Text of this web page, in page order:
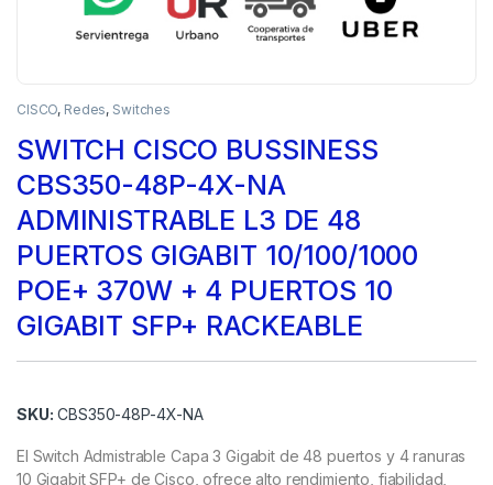
CISCO, Redes, Switches
SWITCH CISCO BUSSINESS
CBS350-48P-4X-NA
ADMINISTRABLE L3 DE 48
PUERTOS GIGABIT 10/100/1000
POE+ 370W + 4 PUERTOS 10
GIGABIT SFP+ RACKEABLE
SKU: CBS350-48P-4X-NA
El Switch Admistrable Capa 3 Gigabit de 48 puertos y 4 ranuras
10 Gigabit SFP+ de Cisco, ofrece alto rendimiento, fiabilidad,